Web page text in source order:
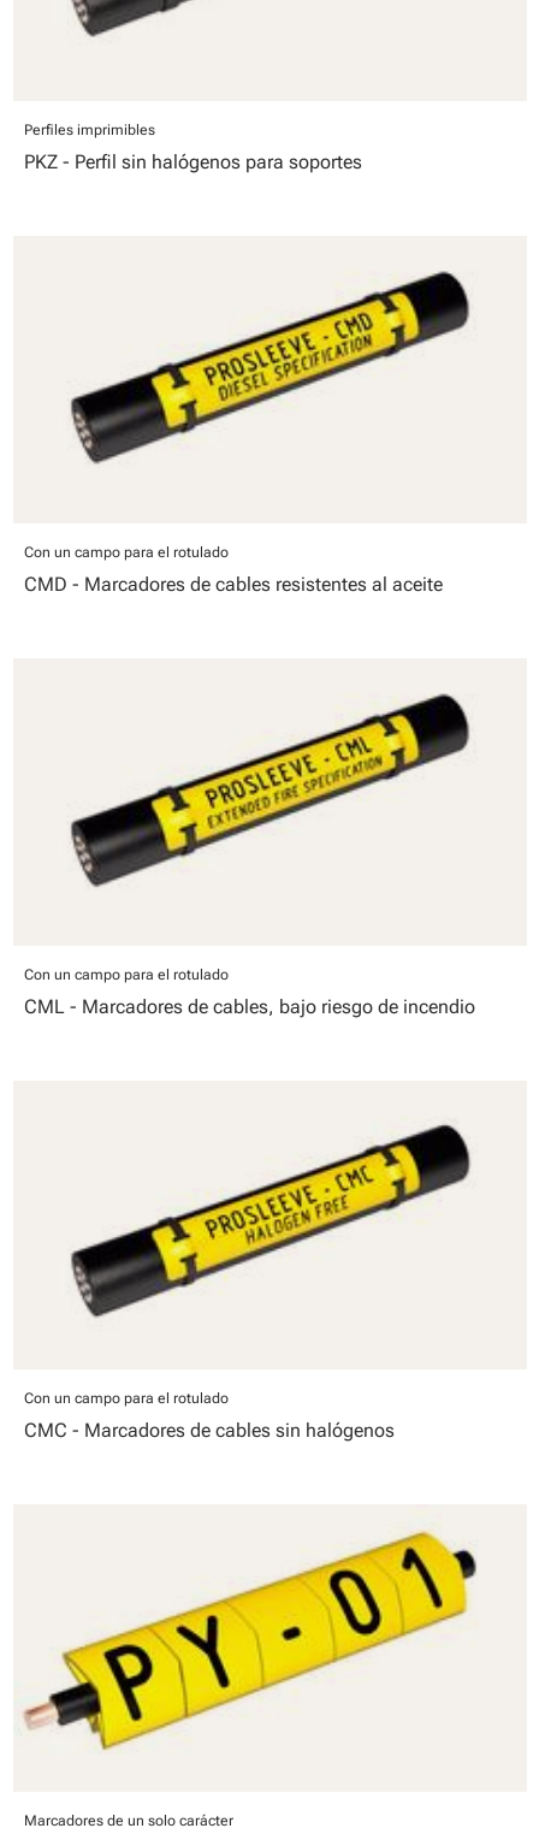
Perfiles imprimibles
PKZ - Perfil sin halógenos para soportes
Con un campo para el rotulado
CMD - Marcadores de cables resistentes al aceite
Con un campo para el rotulado
CML - Marcadores de cables, bajo riesgo de incendio
Con un campo para el rotulado
CMC - Marcadores de cables sin halógenos
Marcadores de un solo carácter